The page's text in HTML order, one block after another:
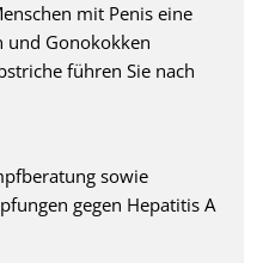
mit Penis eine
und Gonokokken
führen Sie nach
sowie
gegen Hepatitis A